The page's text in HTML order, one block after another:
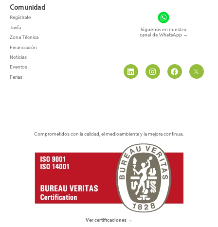
Comunidad
Regístrate
Tarifa
Zona Técnica
Financiación
Noticias
Eventos
Ferias
Síguenos en nuestro
canal de WhatsApp →
Comprometidos con la calidad, el medioambiente y la mejora continua.
Ver certificaciones →